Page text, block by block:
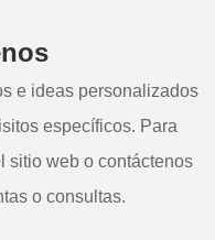
e ideas personalizados
específicos. Para
sitio web o contáctenos
o consultas.